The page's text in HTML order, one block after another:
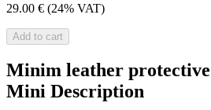
29.00 € (24% VAT)
Add to cart
Minim leather protective
Mini Description